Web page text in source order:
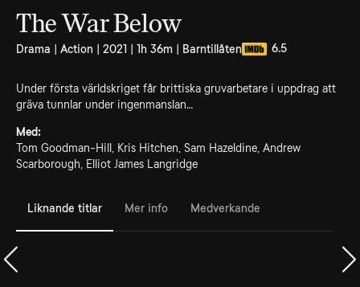
The War Below
Drama | Action | 2021 | 1h 36m | Barntillåten 6.5
Under första världskriget får brittiska gruvarbetare i uppdrag att
gräva tunnlar under ingenmanslan…
Med:
Tom Goodman-Hill, Kris Hitchen, Sam Hazeldine, Andrew
Scarborough, Elliot James Langridge
Liknande titlar Mer info Medverkande